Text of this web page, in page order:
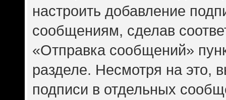
настроить добавление
сообщениям, сделав
«Отправка сообщений»
разделе. Несмотря на это,
подписи в отдельных